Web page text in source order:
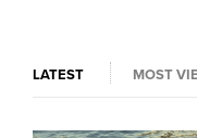
LATEST MOST